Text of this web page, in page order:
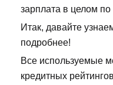
зарплата в целом по
Итак, давайте
подробнее!
Все используемые
кредитных